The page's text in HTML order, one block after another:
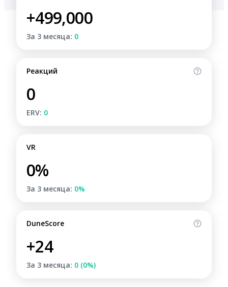
+499,000
За 3 месяца: 0
Реакций
0
ERV: 0
VR
0%
За 3 месяца: 0%
DuneScore
+24
За 3 месяца: 0 (0%)